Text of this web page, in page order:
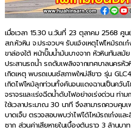
เมื่อเวลา 15.30 น.วันที่ 23 ตุลาคม 2568 ศูน
สภ.หัวหิน จ.ประจวบฯ รับแจ้งเหตุไฟไหม้รถ
ขาล่องใต้ หน้าปั๊มน้ำมันบางจาก หัวหินทันสมั
ประสานรถน้ำ รถดับเพลิงจากเทศบาลนคร
เกิดเหตุ พบรถเบนซ์สภาพใหม่สีขาว รุ่น
เกิดไฟไหม้ลุกท่วมทั้งคันจนแดงฉานเป็นควัน
จราจรและเร่งฉีดน้ำดับไฟอย่างเร่งด่วน ท่าม
ใช้เวลาประมาณ 30 นาที จึงสามารถควบคุม
บาดเจ็บ ตรวจสอบพบว่าไฟได้ไหม้รถเก๋งแล
ซาก ส่วนค่าเสียหายในเบื้องต้นราว 3 ล้านบาท